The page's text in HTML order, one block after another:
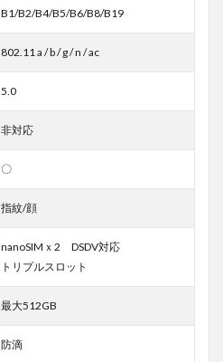
B1/B2/B4/B5/B6/B8/B19
802.11 a / b / g / n / ac
5.0
非対応
〇
指紋/顔
nanoSIMｘ2 DSDV対応
トリプルスロット
最大512GB
防滴